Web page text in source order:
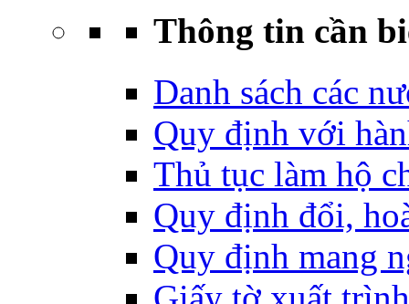
Thông tin cần
Danh sách các
Quy định với
Thủ tục làm hộ
Quy định đổi,
Quy định mang